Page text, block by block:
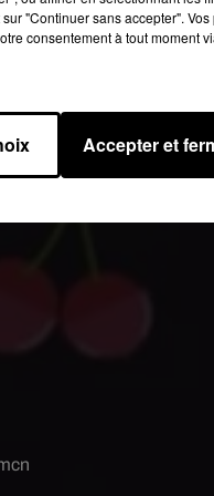
ne désespère pas
ce à quoi le
"Continuer sans accepter".
consentement à tout moment
Accepter et